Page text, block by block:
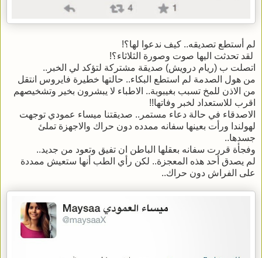
لم أستطع تصديقه.. كيف ندعوا لها؟!
لقد تحدثت اليها صوت وصورة الثلاثاء؟!
اتصلت ب (ريام درويش) صديقة مشتركة لتؤكد لي الخبر..
من هول الصدمة لم استطع البكاء.. حالتها خطيرة فايروس انتقل
من الاذن للمخ تسبب بغيبوبة.. الاطباء لا يبشرون بخير وتشخيصهم
اقرب للاستعداد لخبر وفاتها!!
الاصدقاء في حالة دعاء مستمر.. صديقتنا ميساء عمودي توجهت
لهولندا ورأت بعينها سفانه ممدده دون حراك والاجهزة تملئ
جسدها..
وفجأة قررت سفانه بعقلها الباطن ان تفيق وتعود من جديد..
لم يصدق أحد هذه المعجزة.. لكن رأي الطب أنها ستعيش ممددة
على الفراش دون حراك..